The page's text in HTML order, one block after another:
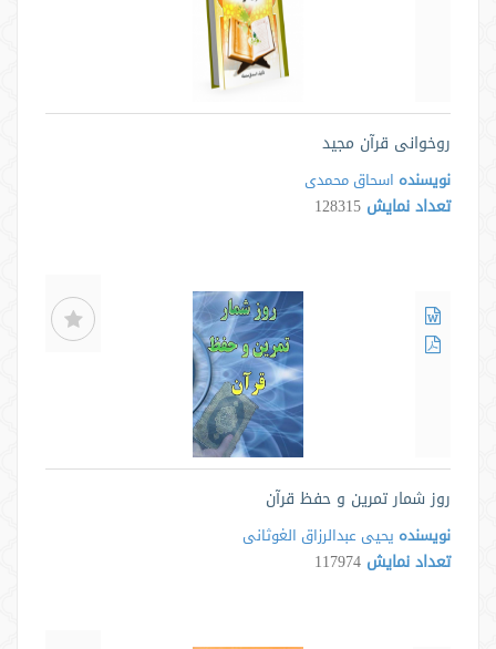
روخوانی قرآن مجید
نویسنده اسحاق محمدی
تعداد نمایش 128315
روز شمار تمرین و حفظ قرآن
نویسنده یحیی عبدالرزاق الغوثانی
تعداد نمایش 117974